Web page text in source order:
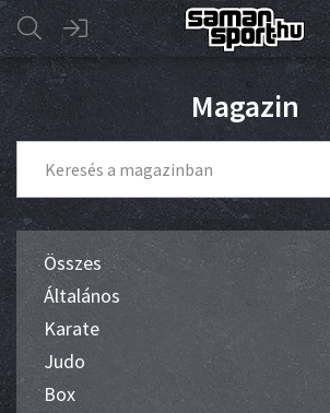
Magazin
Összes
Általános
Karate
Judo
Box